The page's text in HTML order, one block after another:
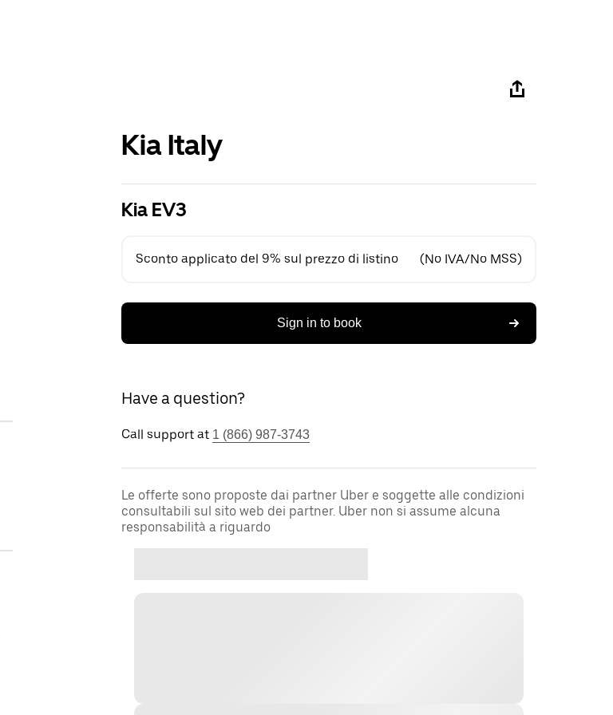
Kia Italy
Kia EV3
Sconto applicato del 9% sul prezzo di listino (No IVA/No MSS)
Sign in to book
Have a question?
Call support at 1 (866) 987-3743
Le offerte sono proposte dai partner Uber e soggette alle condizioni
consultabili sul sito web dei partner. Uber non si assume alcuna
responsabilità a riguardo